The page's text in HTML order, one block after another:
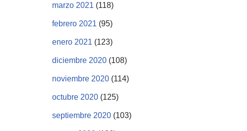
marzo 2021 (118)
febrero 2021 (95)
enero 2021 (123)
diciembre 2020 (108)
noviembre 2020 (114)
octubre 2020 (125)
septiembre 2020 (103)